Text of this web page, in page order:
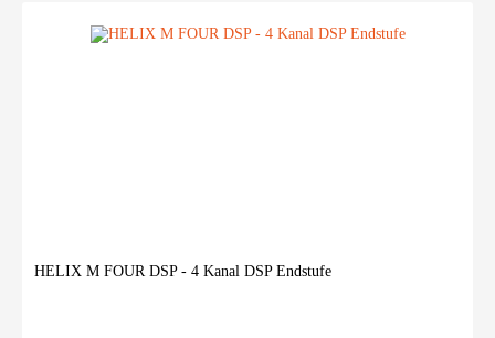
HELIX M FOUR DSP - 4 Kanal DSP Endstufe